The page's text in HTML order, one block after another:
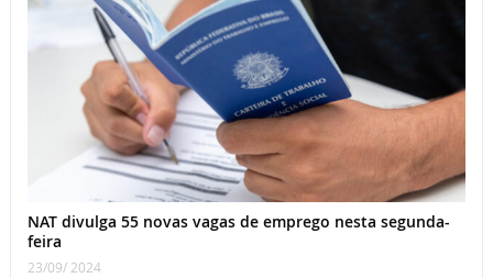
NAT divulga 55 novas vagas de emprego nesta segunda-
feira
23/09/ 2024